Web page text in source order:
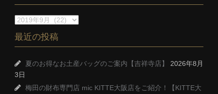
最近の投稿
夏のお得なお土産バッグのご案内【吉祥寺店】
2026年8月
3日
梅田の財布専門店 mic KITTE大阪店をご紹介！【KITTE大